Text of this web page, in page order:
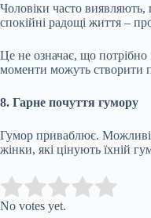
Чоловіки часто
спокійні радощі життя –
Це не означає, що потрібно
моменти можуть створити
8. Гарне почуття гумору
Гумор приваблює.
жінки, які цінують їхній
Rate this item:
No votes yet.